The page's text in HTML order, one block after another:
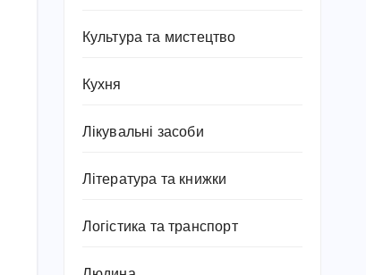
Культура та мистецтво
Кухня
Лікувальні засоби
Література та книжки
Логістика та транспорт